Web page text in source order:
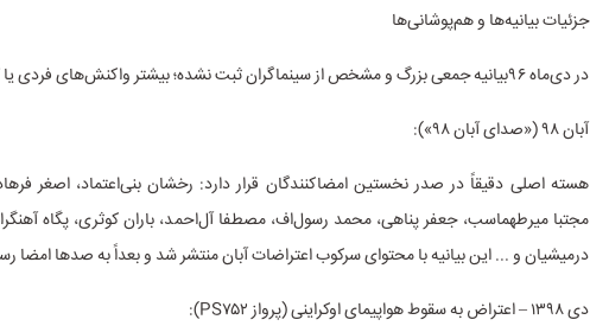
جزئیات بیانیه‌ها و هم‌پوشانی‌ها
در دی‌ماه ۹۶بیانیه جمعی بزرگ و مشخص از سینماگران ثبت نشده؛ بیشتر واکنش‌های فردی یا کوچک بود.
آبان ۹۸ («صدای آبان ۹۸»):
هسته اصلی دقیقاً در صدر نخستین امضاکنندگان قرار دارد: رخشان بنی‌اعتماد، اصغر
مجتبا میرطهماسب، جعفر پناهی، محمد رسول‌اف، مصطفا آل‌احمد، باران کوثری، پگاه
درمیشیان و ... این بیانیه با محتوای سرکوب اعتراضات آبان منتشر شد و بعداً به صدها امضا
دی ۱۳۹۸ – اعتراض به سقوط هواپیمای اوکراینی (پرواز PS۷۵۲):